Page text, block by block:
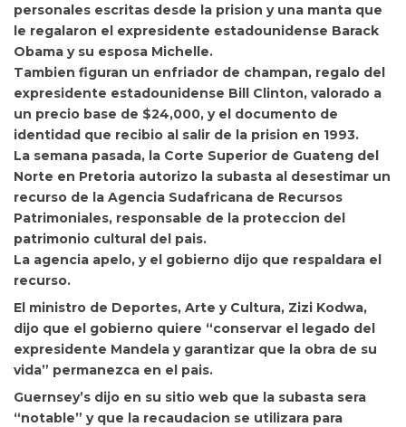
personales escritas desde la prision y una manta que
le regalaron el expresidente estadounidense Barack
Obama y su esposa Michelle.
Tambien figuran un enfriador de champan, regalo del
expresidente estadounidense Bill Clinton, valorado a
un precio base de $24,000, y el documento de
identidad que recibio al salir de la prision en 1993.
La semana pasada, la Corte Superior de Guateng del
Norte en Pretoria autorizo la subasta al desestimar un
recurso de la Agencia Sudafricana de Recursos
Patrimoniales, responsable de la proteccion del
patrimonio cultural del pais.
La agencia apelo, y el gobierno dijo que respaldara el
recurso.
El ministro de Deportes, Arte y Cultura, Zizi Kodwa,
dijo que el gobierno quiere “conservar el legado del
expresidente Mandela y garantizar que la obra de su
vida” permanezca en el pais.
Guernsey’s dijo en su sitio web que la subasta sera
“notable” y que la recaudacion se utilizara para